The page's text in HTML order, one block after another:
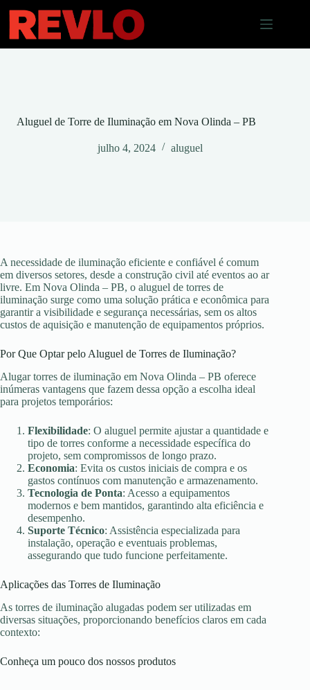
para
conteúdo
Aluguel de Torre de Iluminação em Nova Olinda – PB
julho 4, 2024 aluguel
A necessidade de iluminação eficiente e confiável é comum
em diversos setores, desde a construção civil até eventos ao ar
livre. Em Nova Olinda – PB, o aluguel de torres de
iluminação surge como uma solução prática e econômica para
garantir a visibilidade e segurança necessárias, sem os altos
custos de aquisição e manutenção de equipamentos próprios.
Por Que Optar pelo Aluguel de Torres de Iluminação?
Alugar torres de iluminação em Nova Olinda – PB oferece
inúmeras vantagens que fazem dessa opção a escolha ideal
para projetos temporários:
Flexibilidade: O aluguel permite ajustar a quantidade e
tipo de torres conforme a necessidade específica do
projeto, sem compromissos de longo prazo.
Economia: Evita os custos iniciais de compra e os
gastos contínuos com manutenção e armazenamento.
Tecnologia de Ponta: Acesso a equipamentos
modernos e bem mantidos, garantindo alta eficiência e
desempenho.
Suporte Técnico: Assistência especializada para
instalação, operação e eventuais problemas,
assegurando que tudo funcione perfeitamente.
Aplicações das Torres de Iluminação
As torres de iluminação alugadas podem ser utilizadas em
diversas situações, proporcionando benefícios claros em cada
contexto:
Conheça um pouco dos nossos produtos